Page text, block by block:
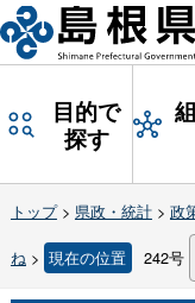
目的で
探す
トップ> 県政・統計> 政
ね> 現在の位置 242号